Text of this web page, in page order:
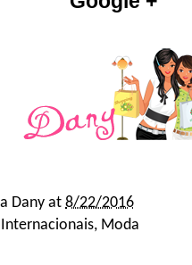
Dany at 8/22/2016
, Moda